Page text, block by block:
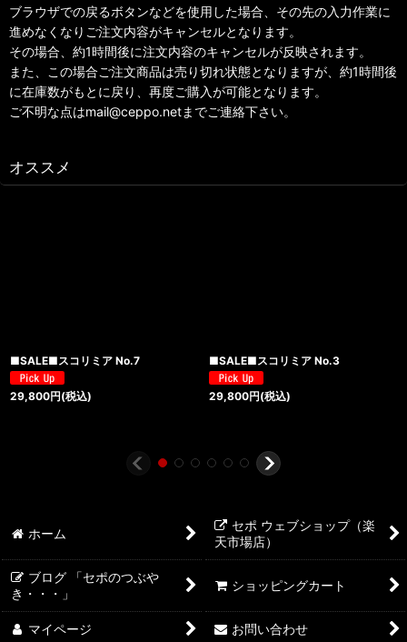
ブラウザでの戻るボタンなどを使用した場合、その先の入力作業に
進めなくなりご注文内容がキャンセルとなります。
その場合、約1時間後に注文内容のキャンセルが反映されます。
また、この場合ご注文商品は売り切れ状態となりますが、約1時間後
に在庫数がもとに戻り、再度ご購入が可能となります。
ご不明な点はmail@ceppo.netまでご連絡下さい。
オススメ
■SALE■スコリミア No.7
29,800円(税込)
■SALE■スコリミア No.3
29,800円(税込)
ホーム
セポ ウェブショップ（楽
天市場店）
ブログ 「セポのつぶや
き・・・」
ショッピングカート
マイページ お問い合わせ